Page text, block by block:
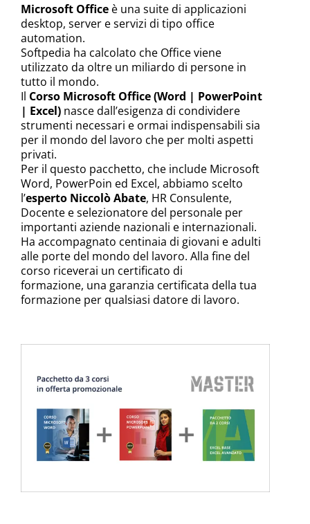
quantità
Microsoft Office è una suite di applicazioni
desktop, server e servizi di tipo office
automation.
Softpedia ha calcolato che Office viene
utilizzato da oltre un miliardo di persone in
tutto il mondo.
Il Corso Microsoft Office (Word | PowerPoint
| Excel) nasce dall’esigenza di condividere
strumenti necessari e ormai indispensabili sia
per il mondo del lavoro che per molti aspetti
privati.
Per il questo pacchetto, che include Microsoft
Word, PowerPoin ed Excel, abbiamo scelto
l’esperto Niccolò Abate, HR Consulente,
Docente e selezionatore del personale per
importanti aziende nazionali e internazionali.
Ha accompagnato centinaia di giovani e adulti
alle porte del mondo del lavoro. Alla fine del
corso riceverai un certificato di
formazione, una garanzia certificata della tua
formazione per qualsiasi datore di lavoro.